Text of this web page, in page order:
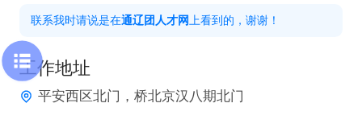
2. 会看外卖订单者优先，长期有效
工作时间
上午8点半点—下午15点半
联系我时请说是在通辽团人才网 上看到的，谢谢！
工作地址
平安西区北门，桥北京汉八期北门